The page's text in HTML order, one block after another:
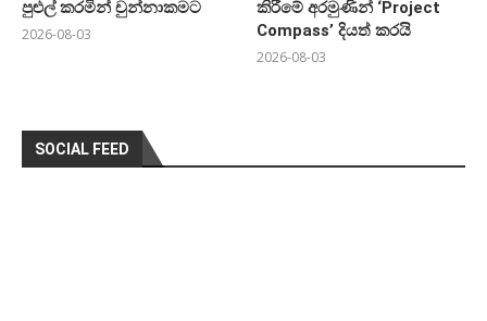
පුළුල් කරමින් චුන්නාකමට
2026-08-03
කිරීමේ අරමුණින් ‘Project
Compass’ දියත් කරයි
2026-08-03
SOCIAL FEED